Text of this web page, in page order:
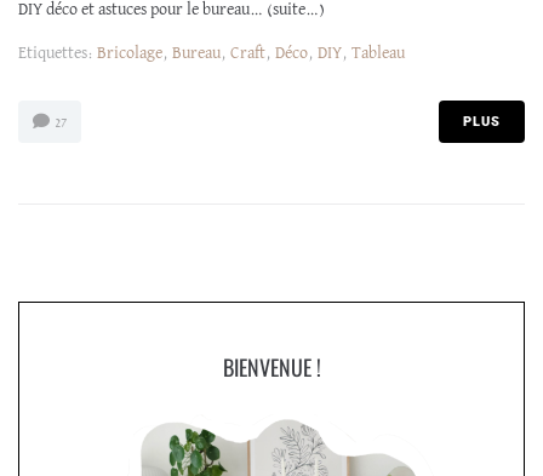
DIY déco et astuces pour le bureau… (suite…)
Etiquettes: Bricolage, Bureau, Craft, Déco, DIY, Tableau
27 PLUS
BIENVENUE !